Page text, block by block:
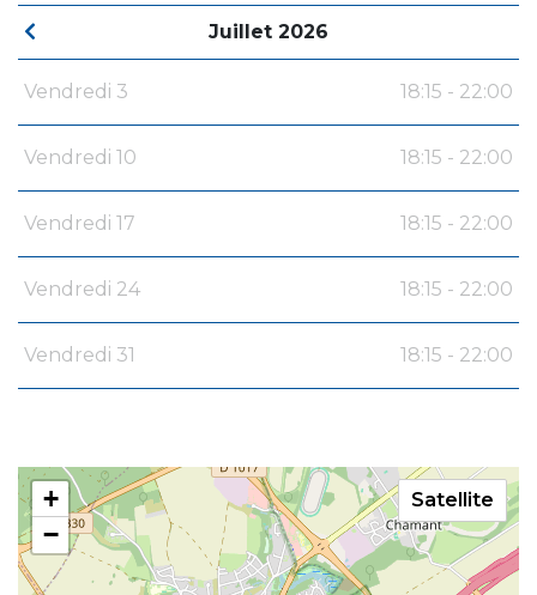
Juillet 2026
Vendredi 3 18:15 - 22:00
Vendredi 10 18:15 - 22:00
Vendredi 17 18:15 - 22:00
Vendredi 24 18:15 - 22:00
Vendredi 31 18:15 - 22:00
+
−
Satellite